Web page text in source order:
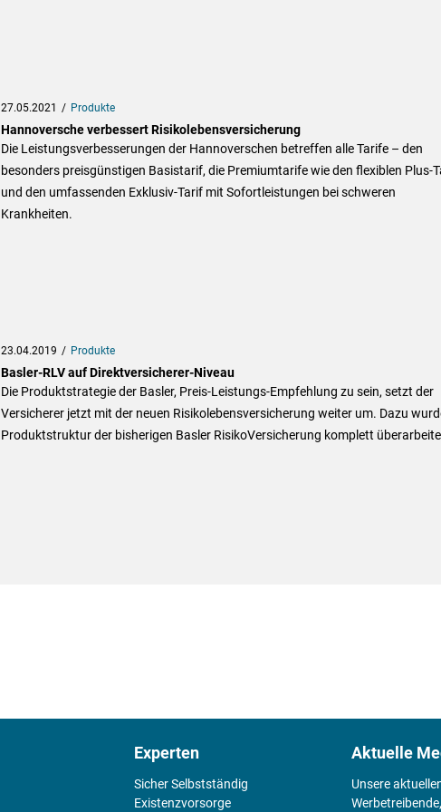
27.05.2021 Produkte
Hannoversche verbessert Risikolebensversicherung
Die Leistungsverbesserungen der Hannoverschen betreffen alle Tarife – den
besonders preisgünstigen Basistarif, die Premiumtarife wie den flexiblen Plus-
und den umfassenden Exklusiv-Tarif mit Sofortleistungen bei schweren
Krankheiten.
23.04.2019 Produkte
Basler-RLV auf Direktversicherer-Niveau
Die Produktstrategie der Basler, Preis-Leistungs-Empfehlung zu sein, setzt der
Versicherer jetzt mit der neuen Risikolebensversicherung weiter um. Dazu
Produktstruktur der bisherigen Basler RisikoVersicherung komplett
Experten
Sicher Selbstständig
Existenz­vorsorge
Aktuelle
Unsere